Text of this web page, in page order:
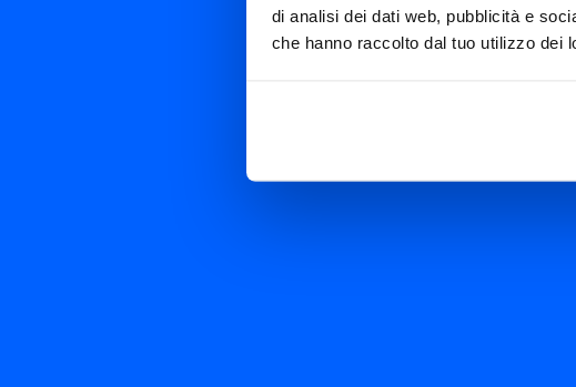
di analisi dei dati web, pubblicità e
che hanno raccolto dal tuo utilizzo dei